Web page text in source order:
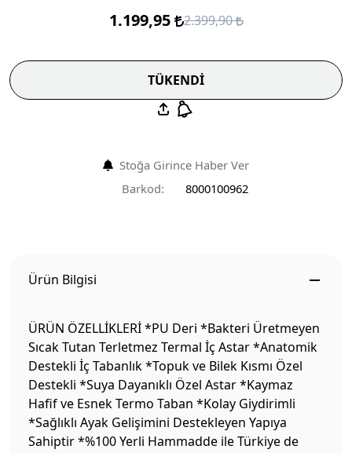
1.199,95 2.399,90
TÜKENDİ
Stoğa Girince Haber Ver
Barkod:
8000100962
Ürün Bilgisi
ÜRÜN ÖZELLİKLERİ *PU Deri *Bakteri Üretmeyen
Sıcak Tutan Terletmez Termal İç Astar *Anatomik
Destekli İç Tabanlık *Topuk ve Bilek Kısmı Özel
Destekli *Suya Dayanıklı Özel Astar *Kaymaz
Hafif ve Esnek Termo Taban *Kolay Giydirimli
*Sağlıklı Ayak Gelişimini Destekleyen Yapıya
Sahiptir *%100 Yerli Hammadde ile Türkiye de